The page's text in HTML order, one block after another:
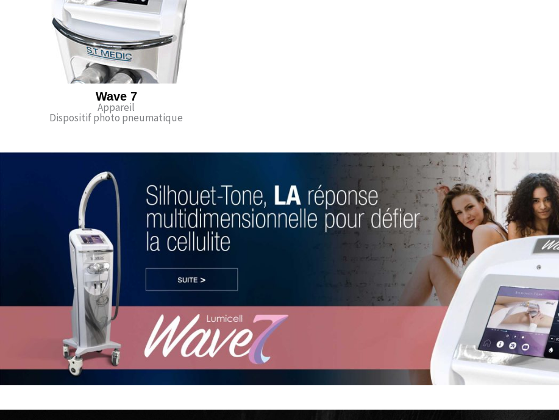
Wave 7
Appareil
Dispositif photo pneumatique